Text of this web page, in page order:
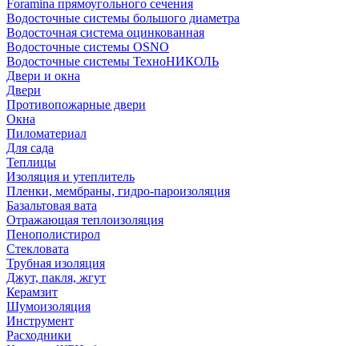
Foramina прямоугольного сечения
Водосточные системы большого диаметра
Водосточная система оцинкованная
Водосточные системы OSNO
Водосточные системы ТехноНИКОЛЬ
Двери и окна
Двери
Противопожарные двери
Окна
Пиломатериал
Для сада
Теплицы
Изоляция и утеплитель
Пленки, мембраны, гидро-пароизоляция
Базальтовая вата
Отражающая теплоизоляция
Пенополистирол
Стекловата
Трубная изоляция
Джут, пакля, жгут
Керамзит
Шумоизоляция
Инструмент
Расходники